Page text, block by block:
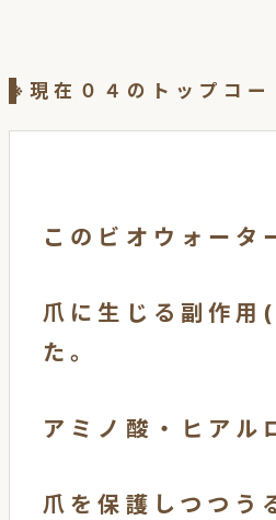
※現在０４のトップコー
このビオウォータ
爪に生じる副作用
た。
アミノ酸・ヒアル
爪を保護しつつう